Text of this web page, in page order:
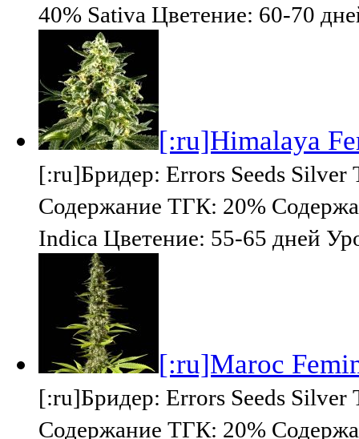
40% Sativa Цветение: 60-70
[:ru]Himalaya
[:ru]Бридер: Errors Seeds
Содержание ТГК: 20%
Indica Цветение: 55-65 дней
[:ru]Maroc
[:ru]Бридер: Errors Seeds
Содержание ТГК: 20%